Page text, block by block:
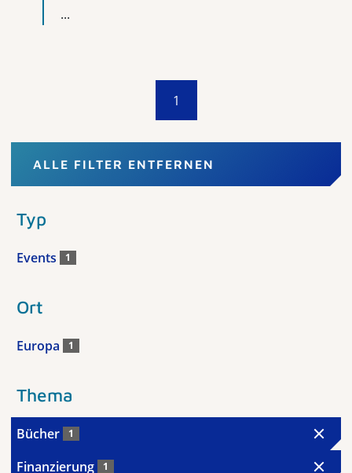
...
1
ALLE FILTER ENTFERNEN
Typ
Events 1
Ort
Europa 1
Thema
Bücher 1
Finanzierung 1